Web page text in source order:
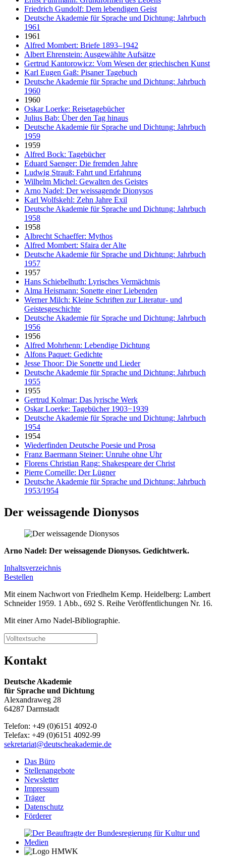
Friedrich Gundolf: Dem lebendigen Geist
Deutsche Akademie für Sprache und Dichtung: Jahrbuch
1961
1961
Alfred Mombert: Briefe 1893–1942
Albert Ehrenstein: Ausgewählte Aufsätze
Gertrud Kantorowicz: Vom Wesen der griechischen Kunst
Karl Eugen Gaß: Pisaner Tagebuch
Deutsche Akademie für Sprache und Dichtung: Jahrbuch
1960
1960
Oskar Loerke: Reisetagebücher
Julius Bab: Über den Tag hinaus
Deutsche Akademie für Sprache und Dichtung: Jahrbuch
1959
1959
Alfred Bock: Tagebücher
Eduard Saenger: Die fremden Jahre
Ludwig Strauß: Fahrt und Erfahrung
Wilhelm Michel: Gewalten des Geistes
Arno Nadel: Der weissagende Dionysos
Karl Wolfskehl: Zehn Jahre Exil
Deutsche Akademie für Sprache und Dichtung: Jahrbuch
1958
1958
Albrecht Schaeffer: Mythos
Alfred Mombert: Sfaira der Alte
Deutsche Akademie für Sprache und Dichtung: Jahrbuch
1957
1957
Hans Schiebelhuth: Lyrisches Vermächtnis
Alma Heismann: Sonette einer Liebenden
Werner Milch: Kleine Schriften zur Literatur- und
Geistesgeschichte
Deutsche Akademie für Sprache und Dichtung: Jahrbuch
1956
1956
Alfred Mohrhenn: Lebendige Dichtung
Alfons Paquet: Gedichte
Jesse Thoor: Die Sonette und Lieder
Deutsche Akademie für Sprache und Dichtung: Jahrbuch
1955
1955
Gertrud Kolmar: Das lyrische Werk
Oskar Loerke: Tagebücher 1903−1939
Deutsche Akademie für Sprache und Dichtung: Jahrbuch
1954
1954
Wiederfinden Deutsche Poesie und Prosa
Franz Baermann Steiner: Unruhe ohne Uhr
Florens Christian Rang: Shakespeare der Christ
Pierre Corneille: Der Lügner
Deutsche Akademie für Sprache und Dichtung: Jahrbuch
1953/1954
Der weissagende Dionysos
Arno Nadel: Der weissagende Dionysos. Gedichtwerk.
Inhaltsverzeichnis
Bestellen
Mit einem Nachwort von Friedhelm Kemp. Heidelberg: Lambert
Schneider 1959. 1 Abb., 692 S. Reihe Veröffentlichungen Nr. 16.
Mit einer Arno Nadel-Bibliographie.
Kontakt
Deutsche Akademie
für Sprache und Dichtung
Alexandraweg 28
64287 Darmstadt
Telefon: +49 (0)6151 4092-0
Telefax: +49 (0)6151 4092-99
sekretariat@deutscheakademie.de
Das Büro
Stellenangebote
Newsletter
Impressum
Träger
Datenschutz
Förderer